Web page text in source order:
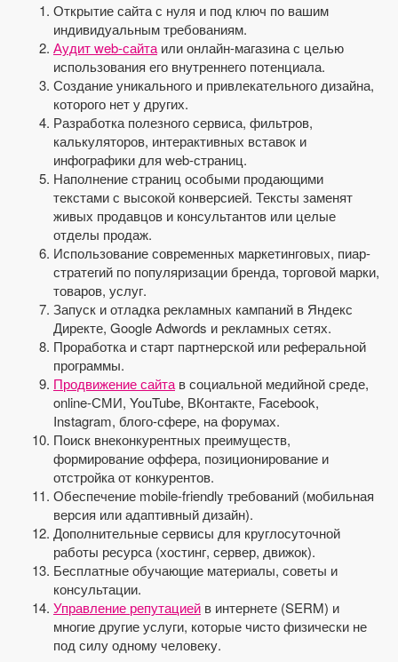
Открытие сайта с нуля и под ключ по вашим
индивидуальным требованиям.
Аудит web-сайта или онлайн-магазина с целью
использования его внутреннего потенциала.
Создание уникального и привлекательного дизайна,
которого нет у других.
Разработка полезного сервиса, фильтров,
калькуляторов, интерактивных вставок и
инфографики для web-страниц.
Наполнение страниц особыми продающими
текстами с высокой конверсией. Тексты заменят
живых продавцов и консультантов или целые
отделы продаж.
Использование современных маркетинговых, пиар-
стратегий по популяризации бренда, торговой марки,
товаров, услуг.
Запуск и отладка рекламных кампаний в Яндекс
Директе, Google Adwords и рекламных сетях.
Проработка и старт партнерской или реферальной
программы.
Продвижение сайта в социальной медийной среде,
online-СМИ, YouTube, ВКонтакте, Facebook,
Instagram, блого-сфере, на форумах.
Поиск внеконкурентных преимуществ,
формирование оффера, позиционирование и
отстройка от конкурентов.
Обеспечение mobile-friendly требований (мобильная
версия или адаптивный дизайн).
Дополнительные сервисы для круглосуточной
работы ресурса (хостинг, сервер, движок).
Бесплатные обучающие материалы, советы и
консультации.
Управление репутацией в интернете (SERM) и
многие другие услуги, которые чисто физически не
под силу одному человеку.